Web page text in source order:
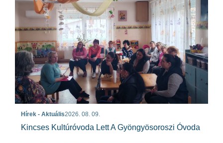
Hírek - Aktuális2026. 08. 09.
Kincses Kultúróvoda Lett A Gyöngyösoroszi Óvoda